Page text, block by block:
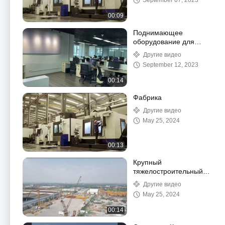
00:09
00:14
Поднимающее
оборудование для
строительства башен
Поднимающее
оборудование для
Другие видео
September 12, 2023
00:13
Фабрика
Другие видео
May 25, 2024
00:14
Крупный
тяжелостроительный
башенный кран с
хорошим качеством
Другие видео
May 25, 2024